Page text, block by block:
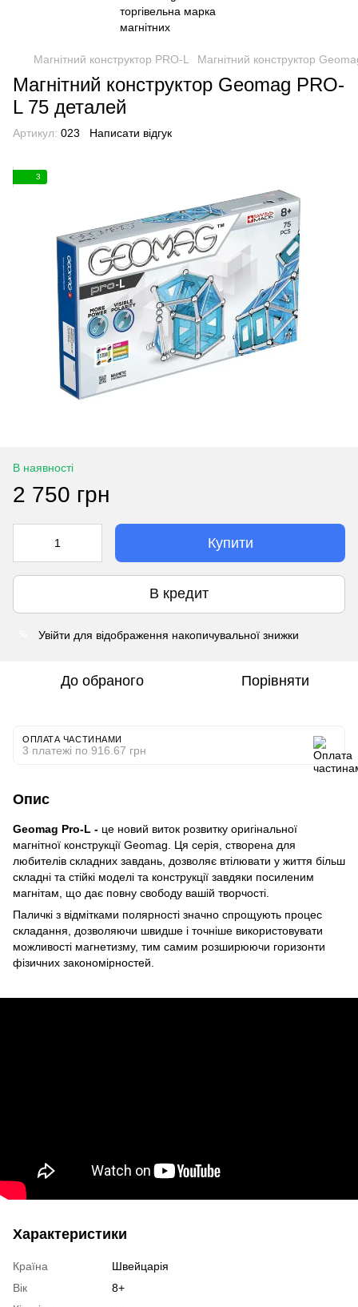
Магнітний конструктор PRO-L Магнітний конструктор
Магнітний конструктор Geomag PRO-
L 75 деталей
Артикул: 023 Написати відгук
3
В наявності
2 750 грн
Купити
В кредит
Увійти для відображення накопичувальної знижки
До обраного Порівняти
ОПЛАТА ЧАСТИНАМИ
3 платежі по 916.67 грн
Опис
Geomag Pro-L - це новий виток розвитку оригінальної
магнітної конструкції Geomag. Ця серія, створена для
любителів складних завдань, дозволяє втілювати у життя більш
складні та стійкі моделі та конструкції завдяки посиленим
магнітам, що дає повну свободу вашій творчості.
Паличкі з відмітками полярності значно спрощують процес
складання, дозволяючи швидше і точніше використовувати
можливості магнетизму, тим самим розширюючи горизонти
фізичних закономірностей.
Характеристики
Країна
Швейцарія
Вік
8+